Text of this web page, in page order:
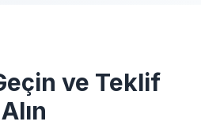
ve Teklif
Alın